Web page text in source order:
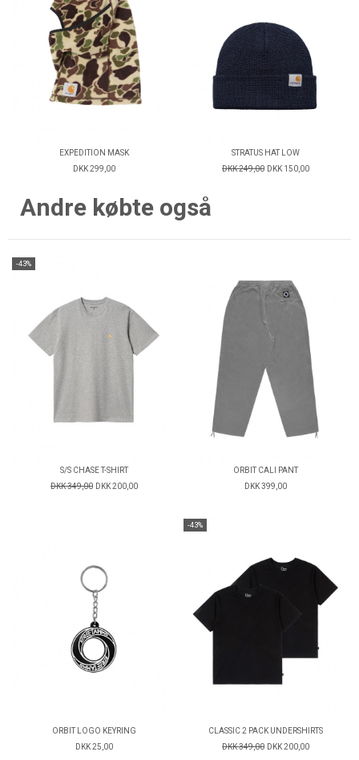
EXPEDITION MASK
DKK 299,00
STRATUS HAT LOW
DKK 249,00 DKK 150,00
Andre købte også
-43%
S/S CHASE T-SHIRT
DKK 349,00 DKK 200,00
ORBIT CALI PANT
DKK 399,00
ORBIT LOGO KEYRING
DKK 25,00
-43%
CLASSIC 2 PACK UNDERSHIRTS
DKK 349,00 DKK 200,00